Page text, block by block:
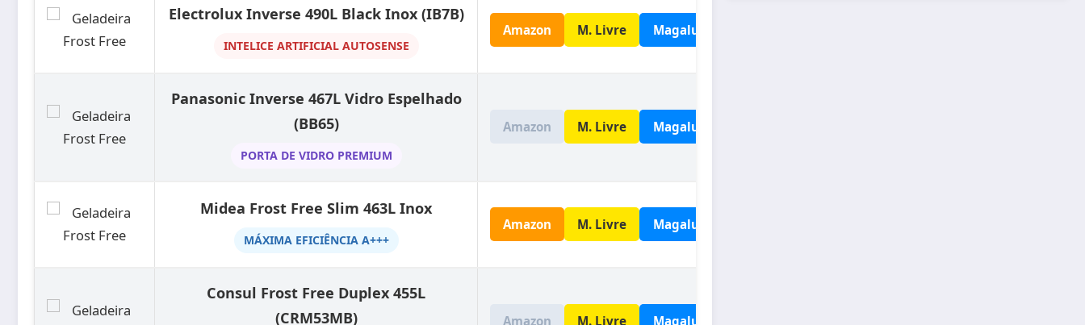
Electrolux Inverse 490L Black Inox (IB7B)
INTELICE ARTIFICIAL AUTOSENSE
Amazon M. Livre Magalu
Panasonic Inverse 467L Vidro Espelhado
(BB65)
PORTA DE VIDRO PREMIUM
Amazon M. Livre Magalu
Midea Frost Free Slim 463L Inox
MÁXIMA EFICIÊNCIA A+++
Amazon M. Livre Magalu
Consul Frost Free Duplex 455L
(CRM53MB)
Amazon M. Livre Magalu